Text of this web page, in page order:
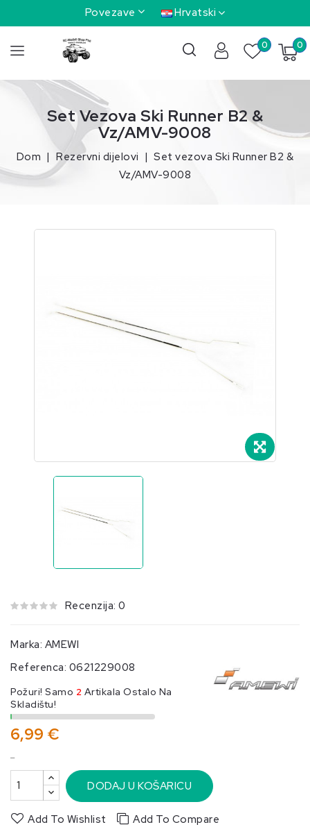
Povezave Hrvatski
0
0
Set Vezova Ski Runner B2 &
Vz/AMV-9008
Dom Rezervni dijelovi
Set vezova Ski Runner B2 &
Vz/AMV-9008
Recenzija: 0
Marka: AMEWI
Referenca: 0621229008
Požuri! Samo 2 Artikala Ostalo Na
Skladištu!
6,99 €
DODAJ U KOŠARICU
Add To Wishlist Add To Compare